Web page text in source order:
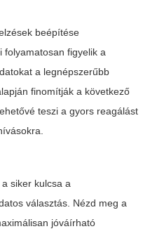
beépítése
folyamatosan figyelik a
a legnépszerűbb
finomítják a következő
teszi a gyors reagálást
siker kulcsa a
választás. Nézd meg a
jóváírható